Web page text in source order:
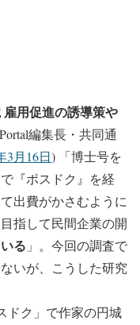
用促進の誘導策や
編集長・共同通
3月16日) 「博士号を
『ポスドク』を経
出費がかさむように
指して民間企業の開
る 」。今回の調査で
いが、こうした研究
ドク」で作家の円城